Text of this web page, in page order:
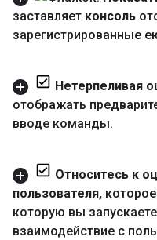
заставляет консоль
зарегистрированные
Нетерпеливая
отображать
вводе команды.
Относитесь к
пользователя,
которую вы
взаимодействие с